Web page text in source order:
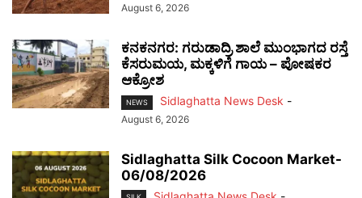
August 6, 2026
ಕನಕನಗರ: ಗರುಡಾದ್ರಿ ಶಾಲೆ ಮುಂಭಾಗದ ರಸ್ತೆ
ಕೆಸರುಮಯ, ಮಕ್ಕಳಿಗೆ ಗಾಯ – ಪೋಷಕರ
ಆಕ್ರೋಶ
NEWS Sidlaghatta News Desk -
August 6, 2026
Sidlaghatta Silk Cocoon Market-
06/08/2026